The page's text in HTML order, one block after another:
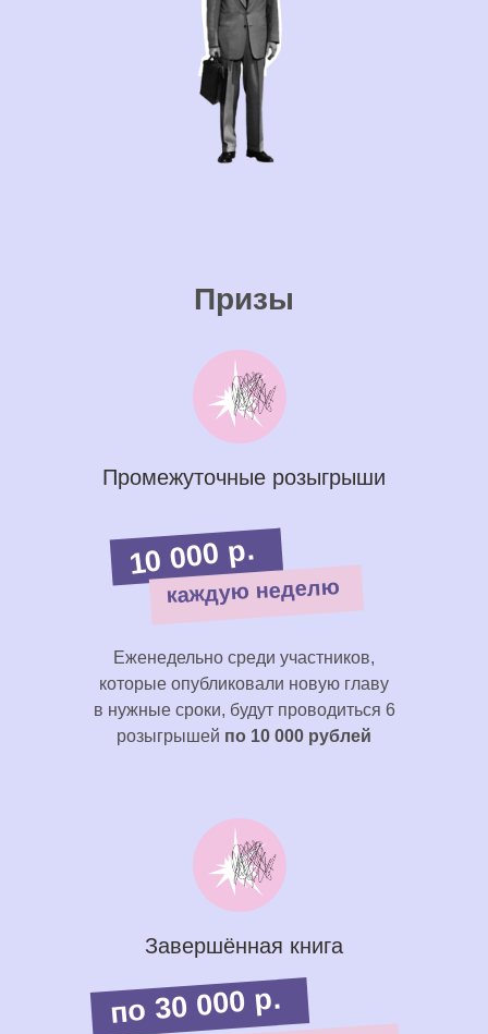
Призы
Еженедельно среди участников,
которые опубликовали новую главу
в нужные сроки, будут проводиться 6
розыгрышей по 10 000 рублей
Завершённая книга
10 000 р.
каждую неделю
по 30 000 р.
Промежуточные розыгрыши